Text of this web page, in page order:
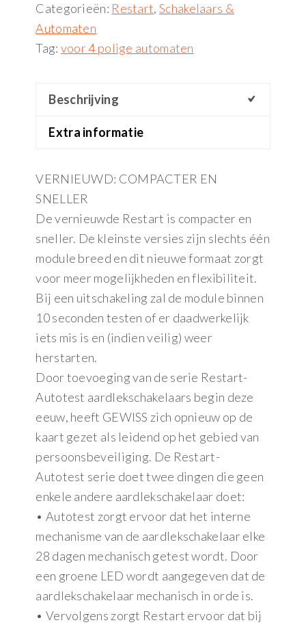
Categorieën: Restart,Schakelaars &
Automaten
Tag: voor 4 polige automaten
Beschrijving
Extra informatie
VERNIEUWD: COMPACTER EN
SNELLER
De vernieuwde Restart is compacter en
sneller. De kleinste versies zijn slechts één
module breed en dit nieuwe formaat zorgt
voor meer mogelijkheden en flexibiliteit.
Bij een uitschakeling zal de module binnen
10 seconden testen of er daadwerkelijk
iets mis is en (indien veilig) weer
herstarten.
Door toevoeging van de serie Restart-
Autotest aardlekschakelaars begin deze
eeuw, heeft GEWISS zich opnieuw op de
kaart gezet als leidend op het gebied van
persoonsbeveiliging. De Restart-
Autotest serie doet twee dingen die geen
enkele andere aardlekschakelaar doet:
• Autotest zorgt ervoor dat het interne
mechanisme van de aardlekschakelaar elke
28 dagen mechanisch getest wordt. Door
een groene LED wordt aangegeven dat de
aardlekschakelaar mechanisch in orde is.
• Vervolgens zorgt Restart ervoor dat bij